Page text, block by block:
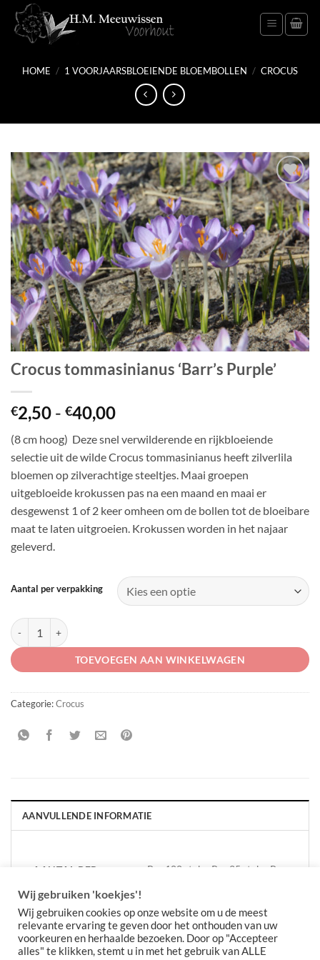
naar
inhoud
HOME / 1 VOORJAARSBLOEIENDE BLOEMBOLLEN / CROCUS
Toevoegen
aan
verlanglijst
Crocus tommasinianus ‘Barr’s Purple’
€2,50 - €40,00Prijsklasse:
tot
€40,00
(8 cm hoog) Deze snel verwilderende en rijkbloeiende
selectie uit de wilde Crocus tommasinianus heeft zilverlila
bloemen op zilverachtige steeltjes. Maai groepen
uitgebloeide krokussen pas na een maand en maai er
desgewenst 1 of 2 keer omheen om de bollen tot de bloeibare
maat te laten uitgroeien. Krokussen worden in het najaar
geleverd.
Aantal per verpakking
Crocus tommasinianus 'Barr's Purple' aantal
TOEVOEGEN AAN WINKELWAGEN
Categorie:Crocus
AANVULLENDE INFORMATIE
AANTAL PER
Per 100 stuks, Per 25 stuks, Per
Wij gebruiken 'koekjes'!
Wij gebruiken cookies op onze website om u de meest
relevante ervaring te geven door het onthouden van uw
voorkeuren en herhaalde bezoeken. Door op "Accepteer
alles" te klikken, stemt u in met het gebruik van ALLE